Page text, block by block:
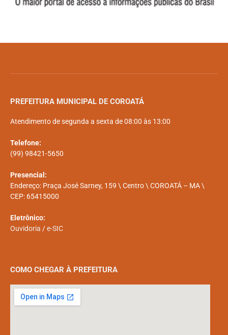
PREFEITURA MUNICIPAL DE COROATÁ
Atendimento de segunda a sexta de 08:00 às 13:00
Telefone:
(99) 98421-5650
Presencial:
Endereço: Praça José Sarney, 159 \ Centro \ COROATÁ – MA \
CEP: 65415000
Eletrônico:
Ouvidoria /e-SIC
COMO CHEGAR À PREFEITURA